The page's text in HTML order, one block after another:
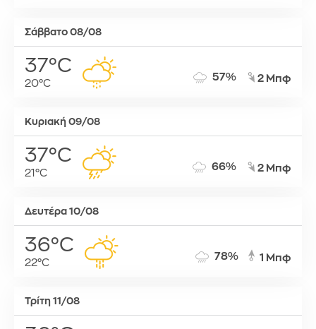
Σάββατο 08/08
37°C
20°C
57% 2 Μπφ
Κυριακή 09/08
37°C
21°C
66% 2 Μπφ
Δευτέρα 10/08
36°C
22°C
78% 1 Μπφ
Τρίτη 11/08